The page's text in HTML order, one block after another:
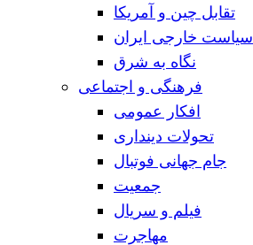
تقابل چین و آمریکا
سیاست خارجی ایران
نگاه به شرق
فرهنگی و اجتماعی
افکار عمومی
تحولات دینداری
جام جهانی فوتبال
جمعیت
فیلم و سریال
مهاجرت